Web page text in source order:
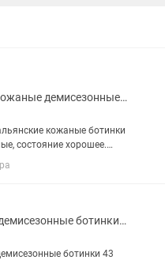
Ботинки кожаные демисезонные (Италия) и зимние сапоги
кожаные ботинки
состояние хорошее.
39, но и на 38 можно
Цена 4000 тенге. Зимние
Турецкие демисезонные ботинки Glamour,43р.
ботинки 43